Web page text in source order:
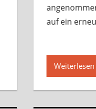
auf ein
Weiterlesen